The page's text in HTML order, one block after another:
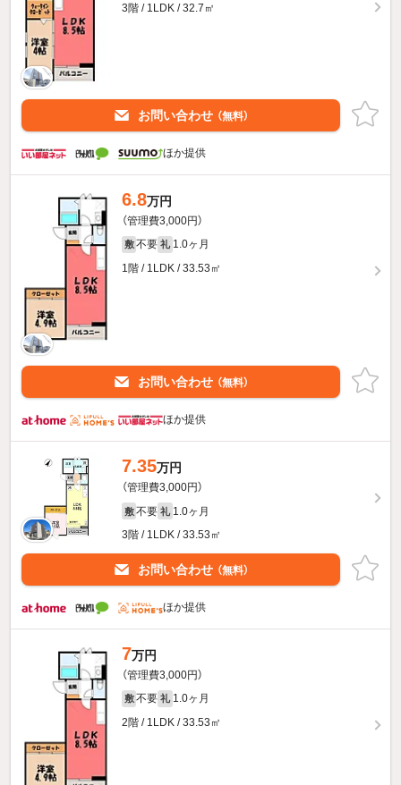
3階 / 1LDK / 32.7㎡
お問い合わせ （無料）
ほか提供
6.8万円
（管理費3,000円）
敷 不要 礼 1.0ヶ月
1階 / 1LDK / 33.53㎡
お問い合わせ （無料）
ほか提供
7.35万円
（管理費3,000円）
敷 不要 礼 1.0ヶ月
3階 / 1LDK / 33.53㎡
お問い合わせ （無料）
ほか提供
7万円
（管理費3,000円）
敷 不要 礼 1.0ヶ月
2階 / 1LDK / 33.53㎡